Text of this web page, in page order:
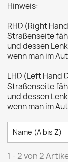
Hinweis:
RHD (Right
Straßenseite
und dessen
wenn man im
LHD (Left Hand
Straßenseite
und dessen
wenn man im
Name (A bis Z)
1 - 2 von 2